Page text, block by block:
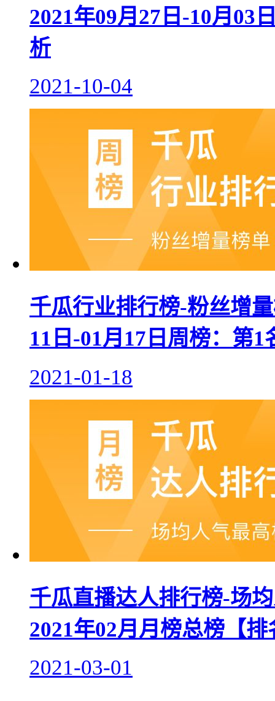
2021年09月27日-10月03
析
2021-10-04
千瓜行业排行榜-粉丝增
11日-01月17日周榜：第
2021-01-18
千瓜直播达人排行榜-场
2021年02月月榜总榜【
2021-03-01